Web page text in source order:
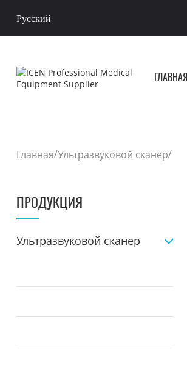
Русский
ГЛАВНАЯ
Главная/Ультразвуковой сканер/
ПРОДУКЦИЯ
Ультразвуковой сканер